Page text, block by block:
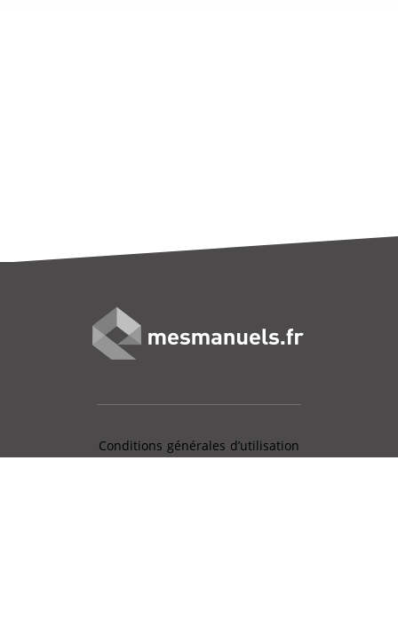
Conditions générales d’utilisation